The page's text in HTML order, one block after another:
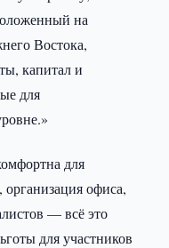
на
Востока,
капитал и
для
для
организация офиса,
— всё это
для участников